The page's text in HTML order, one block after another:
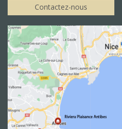
Contactez-nous